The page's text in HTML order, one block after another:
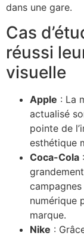
dans une gare.
Cas
réussi
visuelle
Apple : La
actualisé
pointe de
esthétique
Coca-Cola
campagnes
numérique
marque.
Nike :